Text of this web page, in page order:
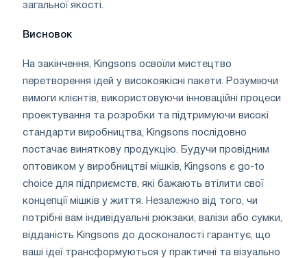
загальної якості.
Висновок
На закінчення, Kingsons освоїли мистецтво
перетворення ідей у ​​високоякісні пакети. Розуміючи
вимоги клієнтів, використовуючи інноваційні процеси
проектування та розробки та підтримуючи високі
стандарти виробництва, Kingsons послідовно
постачає виняткову продукцію. Будучи провідним
оптовиком у виробництві мішків, Kingsons є go-to
choice для підприємств, які бажають втілити свої
концепції мішків у життя. Незалежно від того, чи
потрібні вам індивідуальні рюкзаки, валізи або сумки,
відданість Kingsons до досконалості гарантує, що
ваші ідеї трансформуються у практичні та візуально